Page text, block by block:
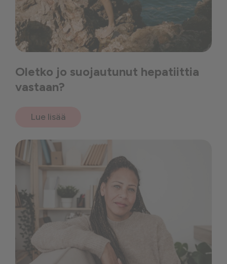
Oletko jo suojautunut hepatiittia
vastaan?
Lue lisää